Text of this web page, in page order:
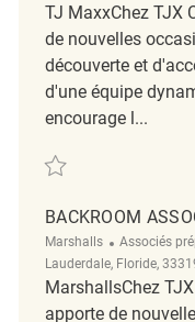
TJ MaxxChez TJX
de nouvelles
découverte et
d'une équipe
encourage l...
Sauvegarder Back
BACKROOM
Marshalls Catégorie
Associés
Lauderdale, Floride,
MarshallsChez
apporte de